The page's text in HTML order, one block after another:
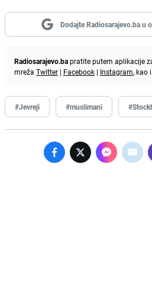
Dodajte Radiosarajevo.ba u
Radiosarajevo.bapratite putem aplikacije
mreža Twitter | Facebook | Instagram, kao
#Jevreji #muslimani